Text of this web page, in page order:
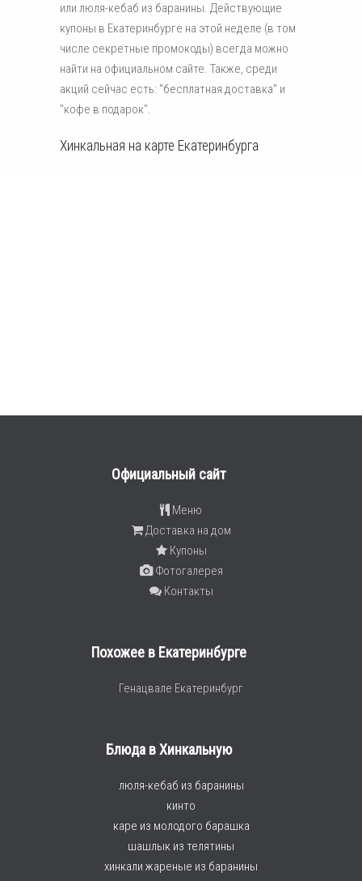
или люля-кебаб из баранины. Действующие
купоны в Екатеринбурге на этой неделе (в том
числе секретные промокоды) всегда можно
найти на официальном сайте. Также, среди
акций сейчас есть: "бесплатная доставка" и
"кофе в подарок".
Хинкальная на карте Екатеринбурга
Официальный сайт
Меню
Доставка на дом
Купоны
Фотогалерея
Контакты
Похожее в Екатеринбурге
Генацвале Екатеринбург
Блюда в Хинкальную
люля-кебаб из баранины
кинто
каре из молодого барашка
шашлык из телятины
хинкали жареные из баранины